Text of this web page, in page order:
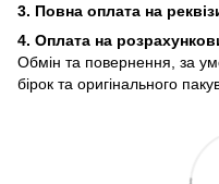
3. Повна оплата на
4. Оплата на
Обмін та повернення, за
бірок та оригінального